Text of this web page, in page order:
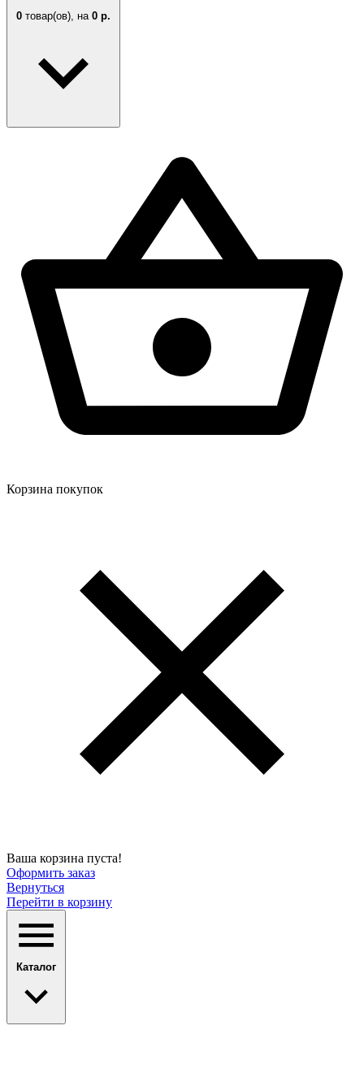
0 товар(ов), на 0 р.
Корзина покупок
Ваша корзина пуста!
Оформить заказ
Вернуться
Перейти в корзину
Каталог